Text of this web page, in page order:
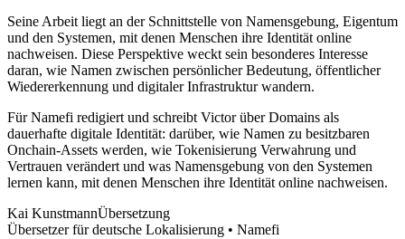
Seine Arbeit liegt an der Schnittstelle von Namensgebung, Eigentum
und den Systemen, mit denen Menschen ihre Identität online
nachweisen. Diese Perspektive weckt sein besonderes Interesse
daran, wie Namen zwischen persönlicher Bedeutung, öffentlicher
Wiedererkennung und digitaler Infrastruktur wandern.
Für Namefi redigiert und schreibt Victor über Domains als
dauerhafte digitale Identität: darüber, wie Namen zu besitzbaren
Onchain-Assets werden, wie Tokenisierung Verwahrung und
Vertrauen verändert und was Namensgebung von den Systemen
lernen kann, mit denen Menschen ihre Identität online nachweisen.
Kai KunstmannÜbersetzung
Übersetzer für deutsche Lokalisierung • Namefi